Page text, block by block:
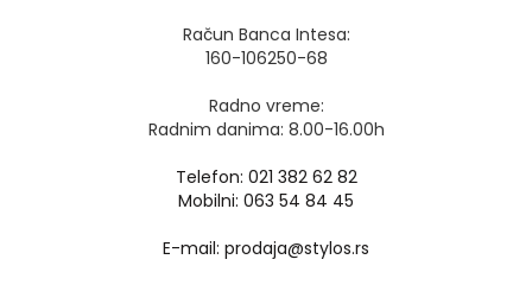
Račun Banca Intesa:
160-106250-68
Radno vreme:
Radnim danima: 8.00-16.00h
Telefon: 021 382 62 82
Mobilni: 063 54 84 45
E-mail: prodaja@stylos.rs